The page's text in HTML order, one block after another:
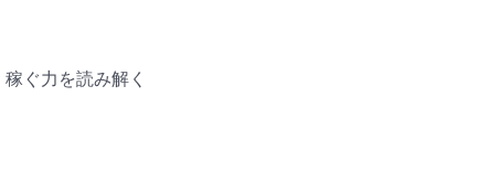
ぐ力を読み解く